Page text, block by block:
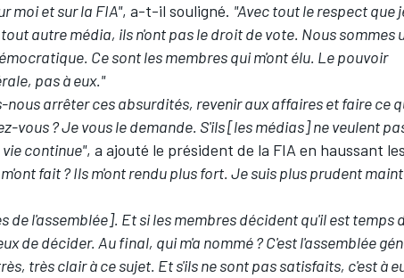
moi et sur la FIA", a-t-il souligné. "Avec tout le respect que
autre média, ils n'ont pas le droit de vote. Nous sommes
Ce sont les membres qui m'ont élu. Le pouvoir
pas à eux."
nous arrêter ces absurdités, revenir aux affaires et faire ce
vous ? Je vous le demande. S'ils [les médias] ne veulent
continue", a ajouté le président de la FIA en haussant les
fait ? Ils m'ont rendu plus fort. Je suis plus prudent
de l'assemblée]. Et si les membres décident qu'il est temps
de décider. Au final, qui m'a nommé ? C'est l'assemblée
très clair à ce sujet. Et s'ils ne sont pas satisfaits, c'est à